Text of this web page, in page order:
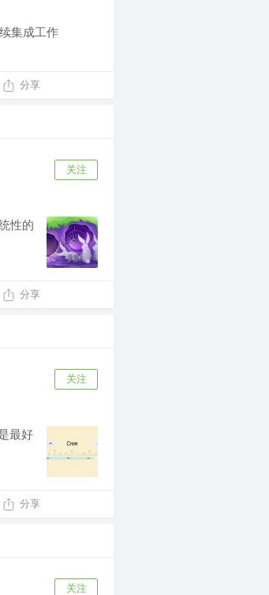
集成工作
分享
关注
性的
分享
关注
最好
分享
关注